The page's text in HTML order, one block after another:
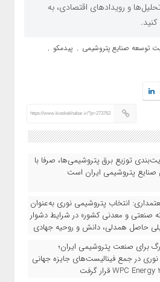
و رویدادهای اقتصادی، به
توسعه صنایع پتروشیمی , پیدمکو ,
https://www.kioskekhabar.ir/?p=273762
توزیع برق پتروشیمی‌ها، صرفا با
پتروشیمی ایران است
انتخاب پتروشیمی نوری به‌عنوان
صنعتی و معدنی کشور» در شرایط دشوار
حاصل همدلی، دانش و روحیه جهادی
برای صنعت پتروشیمی ایران؛
در جمع فینالیست‌های جایزه جهانی